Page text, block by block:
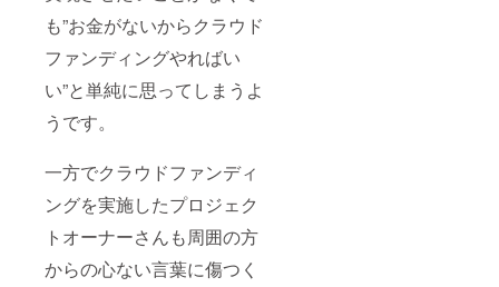
も”お金がないからクラウド
ファンディングやればい
い”と単純に思ってしまうよ
うです。
一方でクラウドファンディ
ングを実施したプロジェク
トオーナーさんも周囲の方
からの心ない言葉に傷つく